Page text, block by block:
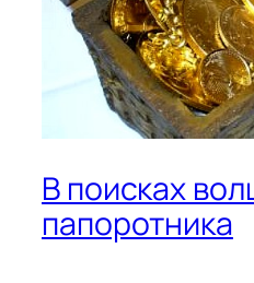
В поисках
папоротника